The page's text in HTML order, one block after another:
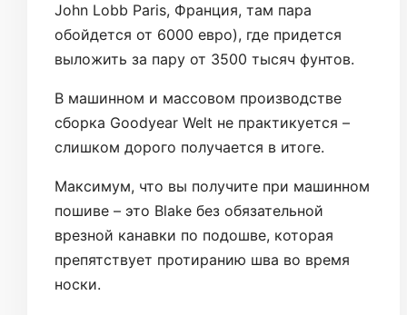
John Lobb Paris, Франция, там пара
обойдется от 6000 евро), где придется
выложить за пару от 3500 тысяч фунтов.
В машинном и массовом производстве
сборка Goodyear Welt не практикуется –
слишком дорого получается в итоге.
Максимум, что вы получите при машинном
пошиве – это Blake без обязательной
врезной канавки по подошве, которая
препятствует протиранию шва во время
носки.